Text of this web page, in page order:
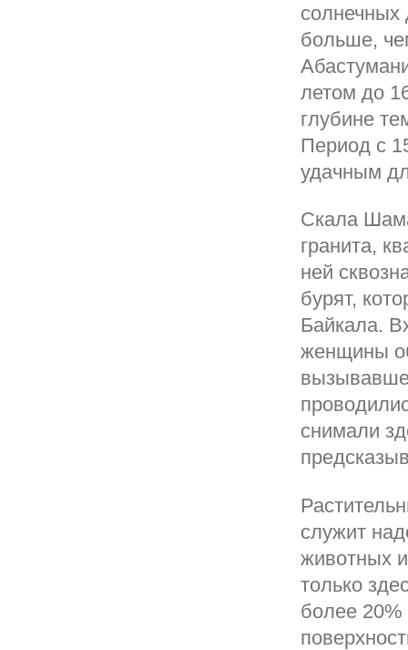
солнечных
больше,
летом до
глубине
Период с
удачным
Скала
гранита,
ней
бурят,
Байкала.
женщины
снимали
служит
животных
только
более